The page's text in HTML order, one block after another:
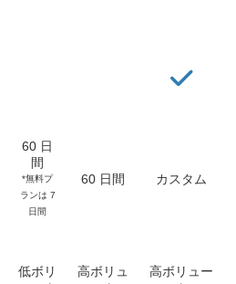
60 日
間
*無料プ
ランは 7
日間
60 日間 カスタム
低ボリ
高ボリュ
高ボリュー